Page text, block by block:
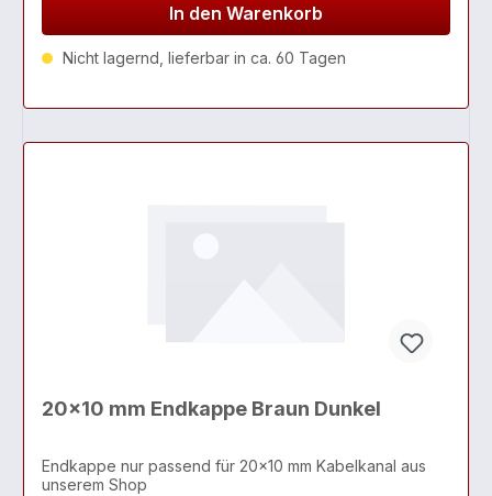
In den Warenkorb
Nicht lagernd, lieferbar in ca. 60 Tagen
20x10 mm Endkappe Braun Dunkel
Endkappe nur passend für 20x10 mm Kabelkanal aus
unserem Shop